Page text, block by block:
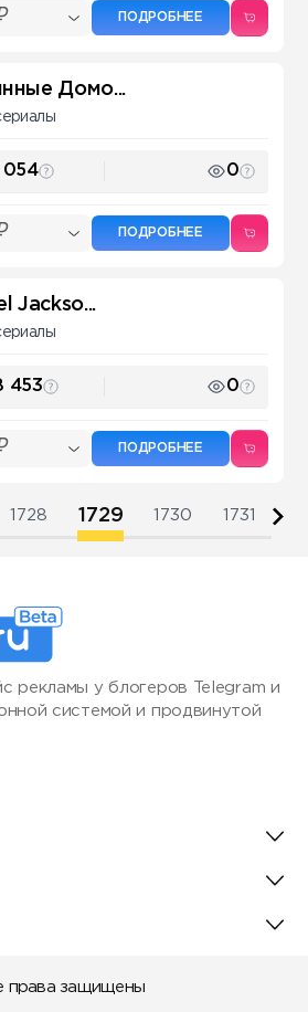
ПОДРОБНЕЕ
Домо...
054 0
ПОДРОБНЕЕ
Jackso...
453 0
ПОДРОБНЕЕ
1728 1729 1730 1731
рекламы у блогеров Telegram и
системой и продвинутой
права защищены